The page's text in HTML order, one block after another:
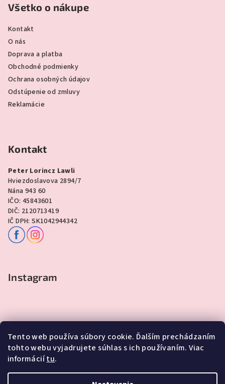
Tento web používa súbory cookie. Ďalším prechádzaním
tohto webu vyjadrujete súhlas s ich používaním. Viac
informáciítu.
Všetko o nákupe
Kontakt
O nás
Doprava a platba
Obchodné podmienky
Ochrana osobných údajov
Odstúpenie od zmluvy
Reklamácie
Kontakt
Peter Lorincz Lawli
Hviezdoslavova 2894/7
Nána 943 60
IČO: 45843601
DIČ: 2120713419
IČ DPH: SK1042944342
Instagram